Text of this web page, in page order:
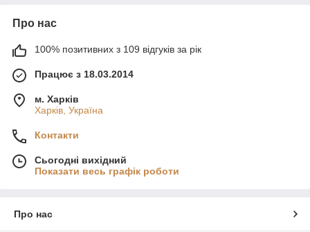
Про нас
100% позитивних з 109 відгуків за рік
Працює з 18.03.2014
м. Харків
Харків, Україна
Контакти
Сьогодні вихідний
Показати весь графік роботи
Про нас